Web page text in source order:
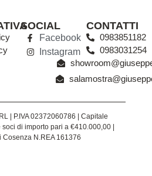
SOCIAL
Facebook
Instagram
CONTATTI
0983851182
0983031254
| P.IVA 02372060786 | Capitale
di importo pari a €410.000,00 |
Cosenza N.REA 161376